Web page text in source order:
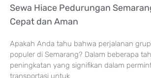
Sewa Hiace Pedurungan
Cepat dan Aman
Apakah Anda tahu bahwa perjalanan
populer di Semarang? Dalam beberapa
peningkatan yang signifikan dalam
transportasi untuk